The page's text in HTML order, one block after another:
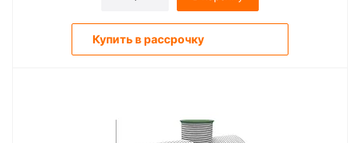
Купить в рассрочку